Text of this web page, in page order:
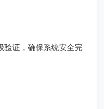
验证，确保系统安全完